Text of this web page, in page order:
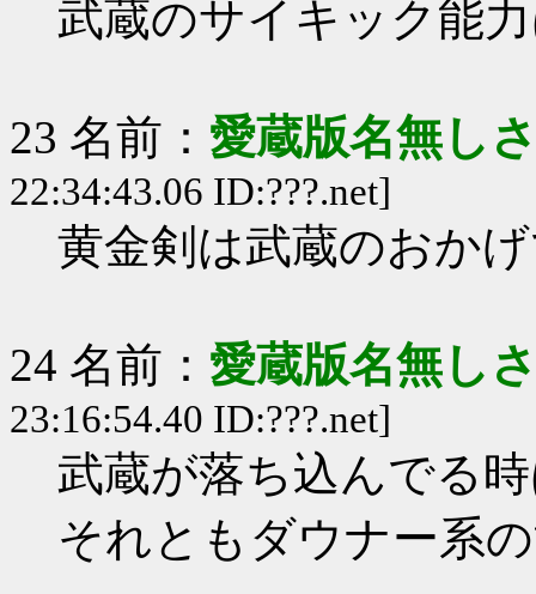
武蔵のサイキック能
23 名前： 愛蔵版名無し
22:34:43.06 ID:???.net]
黄金剣は武蔵のおか
24 名前： 愛蔵版名無し
23:16:54.40 ID:???.net]
武蔵が落ち込んでる
それともダウナー系